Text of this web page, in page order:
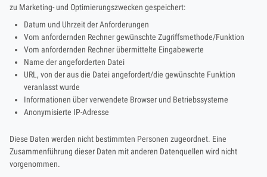
zu Marketing- und Optimierungszwecken gespeichert:
Datum und Uhrzeit der Anforderungen
Vom anfordernden Rechner gewünschte Zugriffsmethode/Funktion
Vom anfordernden Rechner übermittelte Eingabewerte
Name der angeforderten Datei
URL, von der aus die Datei angefordert/die gewünschte Funktion
veranlasst wurde
Informationen über verwendete Browser und Betriebssysteme
Anonymisierte IP-Adresse
Diese Daten werden nicht bestimmten Personen zugeordnet. Eine
Zusammenführung dieser Daten mit anderen Datenquellen wird nicht
vorgenommen.